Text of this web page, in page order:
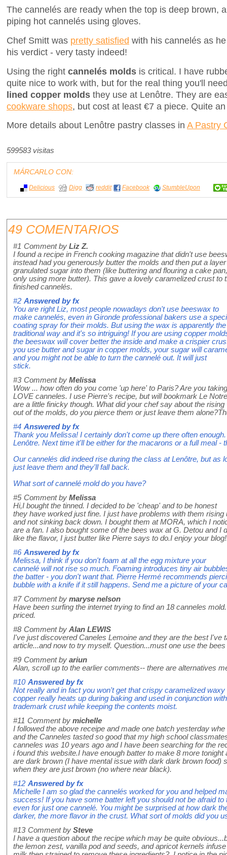
The cannelés are ready when the top is deep brown,
piping hot cannelés using gloves.
Chef Smitt was pretty satisfied with his cannelés as
his verdict - very tasty indeed!
Using the right cannelés molds is critical. I have
quite nice to work with, but for the real thing you'll
lined copper molds they use at Lenôtre. They are
cookware shops, but cost at least €7 a piece. Quite
More details about Lenôtre pastry classes in A Pastry
599583 visitas
MÁRCARLO CON:
Delicious Digg reddit Facebook StumbleUpon
49 COMENTARIOS
#1 Comment by Liz Z.
I found a recipe in French cooking magazine that didn't use
instead had you generously butter the molds and then put a
granulated sugar into them (like buttering and flouring a cake pan,
only using more butter). This gave a lovely caramelized crust to
finished cannelés.
#2 Answered byfx
You are right Liz, most people nowadays don't use beeswax to
make cannelés, even in Gironde professional bakers use a
coating spray for their molds. But using the wax is apparently the
traditional way and it's so intriguing! If you are using copper
the beeswax will cover better the inside and make a crispier
you use butter and sugar in copper molds, your sugar will
and you might not be able to turn the cannelé out. It will just
stick.
#3 Comment by Melissa
Wow ... how often do you come 'up here' to Paris? Are you
LOVE canneles. I use Pierre's recipe, but will bookmark Le
are a little finicky though. What did your chef say about the rising
out of the molds, do you pierce them or just leave them
#4 Answered byfx
Thank you Melissa! I certainly don't come up there often
Lenôtre. Next time it'll be either for the macarons or a full meal -
Our cannelés did indeed rise during the class at Lenôtre, but as
just leave them and they'll fall back.
What sort of cannelé mold do you have?
#5 Comment by Melissa
Hi,I bought the tinned. I decided to be 'cheap' and to be honest
they have worked just fine. I just have problems with them rising
and not sinking back down. I bought them at MORA, which I
are a fan. I also bought some of the bees wax at G. Detou and I
like the flavor, I just butter like Pierre says to do.I enjoy your
#6 Answered byfx
Melissa, I think if you don't foam at all the egg mixture your
cannelé will not rise so much. Foaming introduces tiny air
the batter - you don't want that. Pierre Hermé recommends
bubble with a knife if it still happens. Send me a picture of your
#7 Comment by maryse nelson
Have been surfing the internet trying to find an 18 canneles
priced.
#8 Comment by Alan LEWIS
I've just discovered Caneles Lemoine and they are the best I've
article...and now to try myself. Question...must one use the
#9 Comment by ariun
Alan, scroll up to the earlier comments-- there are alternatives
#10 Answered byfx
Not really and in fact you won't get that crispy caramelized
copper really heats up during baking and used in conjunction
trademark crust while keeping the contents moist.
#11 Comment by michelle
I followed the above receipe and made one batch yesterday
and the Canneles tasted so good that my high school
canneles was 10 years ago and I have been searching for the
i found this website.I have enough batter to make 8 more
are dark brown (I have mental issue with dark dark brown food)
when they are just brown (no where near black).
#12 Answered byfx
Michelle I am so glad the cannelés worked for you and helped
success! If you have some batter left you should not be afraid
even for just one cannelé. You might be surprised at how dark
darker, the more flavor in the crust. What sort of molds did you
#13 Comment by Steve
I have a question about the recipe which may be quite
the lemon zest, vanilla pod and seeds, and apricot kernels